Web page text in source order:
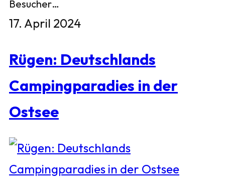
Besucher…
17. April 2024
Rügen: Deutschlands
Campingparadies in der
Ostsee